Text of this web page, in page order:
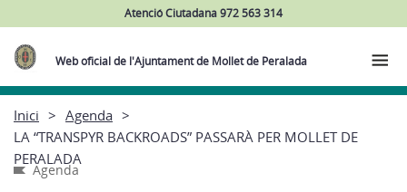
Atenció Ciutadana 972 563 314
Web oficial de l'Ajuntament de Mollet de Peralada
Inici
Agenda
LA “TRANSPYR BACKROADS” PASSARÀ PER MOLLET DE
PERALADA
Agenda